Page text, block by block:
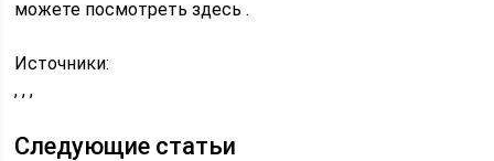
можете посмотреть здесь .
Источники:
, , ,
Следующие статьи